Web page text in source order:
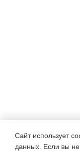
Сайт использует
данных. Если вы не